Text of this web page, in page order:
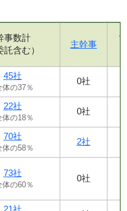
事数計
託含む）
主幹事
45社
体の37％
0社
22社
体の18％
0社
70社
体の58％
2社
73社
体の60％
0社